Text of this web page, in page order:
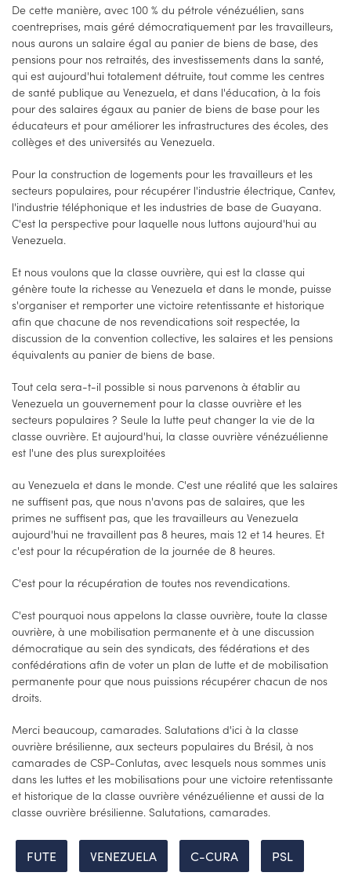
De cette manière, avec 100 % du pétrole vénézuélien, sans
coentreprises, mais géré démocratiquement par les travailleurs,
nous aurons un salaire égal au panier de biens de base, des
pensions pour nos retraités, des investissements dans la santé,
qui est aujourd'hui totalement détruite, tout comme les centres
de santé publique au Venezuela, et dans l'éducation, à la fois
pour des salaires égaux au panier de biens de base pour les
éducateurs et pour améliorer les infrastructures des écoles, des
collèges et des universités au Venezuela.
Pour la construction de logements pour les travailleurs et les
secteurs populaires, pour récupérer l'industrie électrique, Cantev,
l'industrie téléphonique et les industries de base de Guayana.
C'est la perspective pour laquelle nous luttons aujourd'hui au
Venezuela.
Et nous voulons que la classe ouvrière, qui est la classe qui
génère toute la richesse au Venezuela et dans le monde, puisse
s'organiser et remporter une victoire retentissante et historique
afin que chacune de nos revendications soit respectée, la
discussion de la convention collective, les salaires et les pensions
équivalents au panier de biens de base.
Tout cela sera-t-il possible si nous parvenons à établir au
Venezuela un gouvernement pour la classe ouvrière et les
secteurs populaires ? Seule la lutte peut changer la vie de la
classe ouvrière. Et aujourd'hui, la classe ouvrière vénézuélienne
est l'une des plus surexploitées
au Venezuela et dans le monde. C'est une réalité que les salaires
ne suffisent pas, que nous n'avons pas de salaires, que les
primes ne suffisent pas, que les travailleurs au Venezuela
aujourd'hui ne travaillent pas 8 heures, mais 12 et 14 heures. Et
c'est pour la récupération de la journée de 8 heures.
C'est pour la récupération de toutes nos revendications.
C'est pourquoi nous appelons la classe ouvrière, toute la classe
ouvrière, à une mobilisation permanente et à une discussion
démocratique au sein des syndicats, des fédérations et des
confédérations afin de voter un plan de lutte et de mobilisation
permanente pour que nous puissions récupérer chacun de nos
droits.
Merci beaucoup, camarades. Salutations d'ici à la classe
ouvrière brésilienne, aux secteurs populaires du Brésil, à nos
camarades de CSP-Conlutas, avec lesquels nous sommes unis
dans les luttes et les mobilisations pour une victoire retentissante
et historique de la classe ouvrière vénézuélienne et aussi de la
classe ouvrière brésilienne. Salutations, camarades.
FUTE VENEZUELA C-CURA PSL